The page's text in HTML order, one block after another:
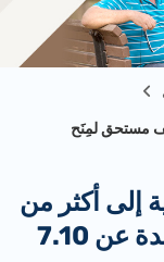
دفعة مالية إلى أكثر من 55 الف مستحق لمِنَح
إلى أكثر من